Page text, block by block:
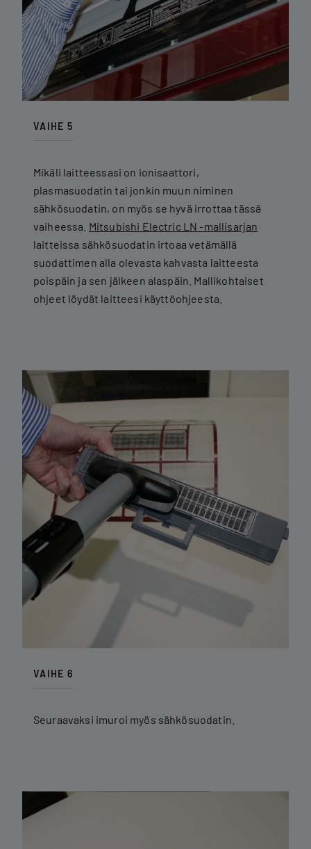
VAIHE 5
Mikäli laitteessasi on ionisaattori,
plasmasuodatin tai jonkin muun niminen
sähkösuodatin, on myös se hyvä irrottaa tässä
vaiheessa. Mitsubishi Electric LN -mallisarjan
laitteissa sähkösuodatin irtoaa vetämällä
suodattimen alla olevasta kahvasta laitteesta
poispäin ja sen jälkeen alaspäin. Mallikohtaiset
ohjeet löydät laitteesi käyttöohjeesta.
VAIHE 6
Seuraavaksi imuroi myös sähkösuodatin.